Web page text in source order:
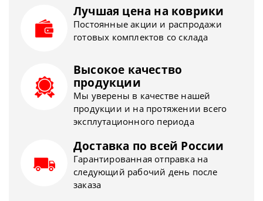
Лучшая цена на коврики
Постоянные акции и распродажи
готовых комплектов со склада
Высокое качество
продукции
Мы уверены в качестве нашей
продукции и на протяжении всего
эксплутационного периода
Доставка по всей России
Гарантированная отправка на
следующий рабочий день после
заказа